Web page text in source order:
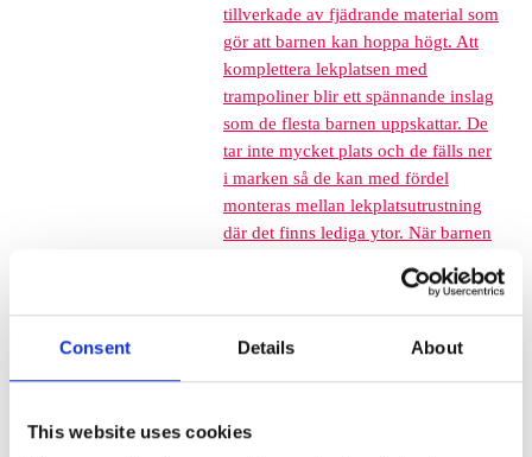
Consent Details About
This website uses cookies
tillverkade av fjädrande material som
gör att barnen kan hoppa högt. Att
komplettera lekplatsen med
trampoliner blir ett spännande inslag
som de flesta barnen uppskattar. De
tar inte mycket plats och de fälls ner
i marken så de kan med fördel
monteras mellan lekplatsutrustning
där det finns lediga ytor. När barnen
Fallskyddsmattor
Euroflex fallskyddsmatta 30